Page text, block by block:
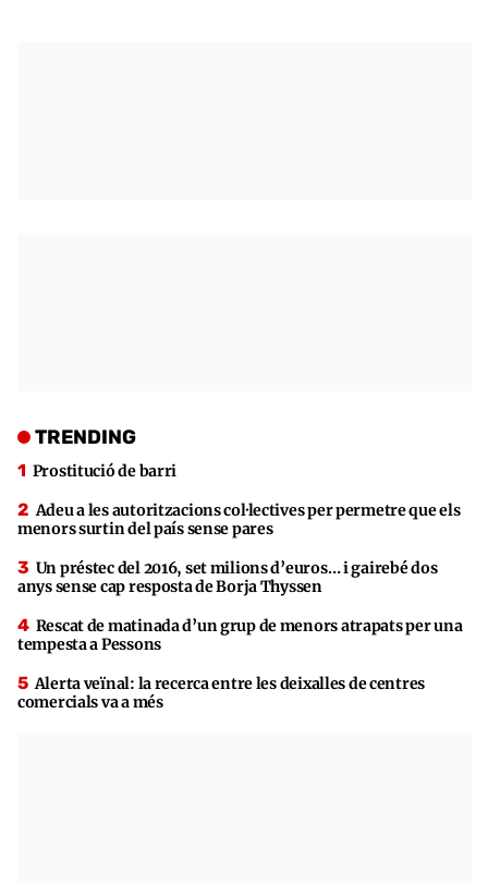
TRENDING
Prostitució de barri
Adeu a les autoritzacions col·lectives per permetre que els
menors surtin del país sense pares
Un préstec del 2016, set milions d’euros… i gairebé dos
anys sense cap resposta de Borja Thyssen
Rescat de matinada d’un grup de menors atrapats per una
tempesta a Pessons
Alerta veïnal: la recerca entre les deixalles de centres
comercials va a més